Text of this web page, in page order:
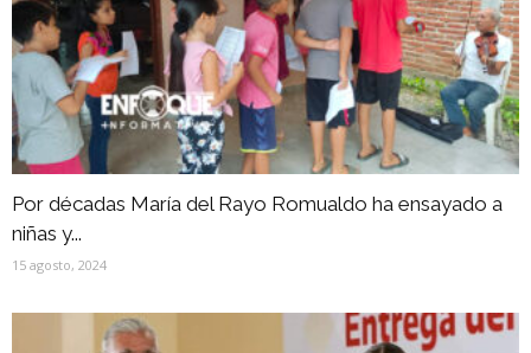
Por décadas María del Rayo Romualdo ha ensayado a
niñas y...
15 agosto, 2024